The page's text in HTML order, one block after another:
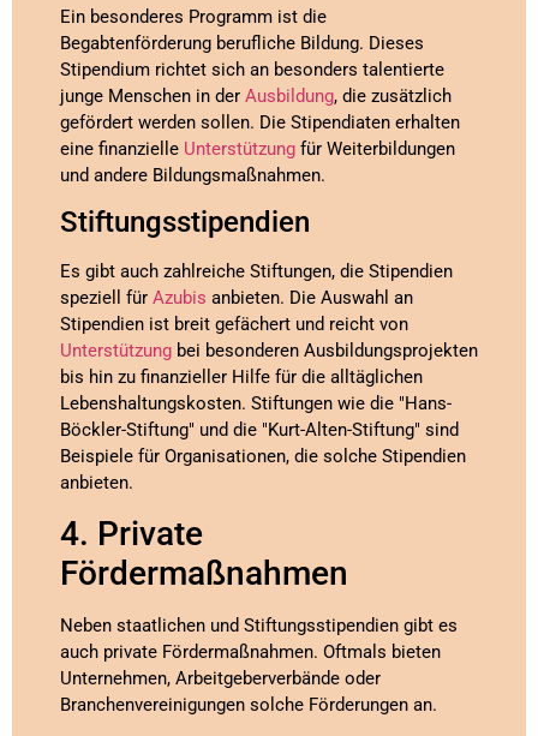
Ein besonderes Programm ist die
Begabtenförderung berufliche Bildung. Dieses
Stipendium richtet sich an besonders talentierte
junge Menschen in der Ausbildung, die zusätzlich
gefördert werden sollen. Die Stipendiaten erhalten
eine finanzielle Unterstützung für Weiterbildungen
und andere Bildungsmaßnahmen.
Stiftungsstipendien
Es gibt auch zahlreiche Stiftungen, die Stipendien
speziell für Azubis anbieten. Die Auswahl an
Stipendien ist breit gefächert und reicht von
Unterstützung bei besonderen Ausbildungsprojekten
bis hin zu finanzieller Hilfe für die alltäglichen
Lebenshaltungskosten. Stiftungen wie die "Hans-
Böckler-Stiftung" und die "Kurt-Alten-Stiftung" sind
Beispiele für Organisationen, die solche Stipendien
anbieten.
4. Private
Fördermaßnahmen
Neben staatlichen und Stiftungsstipendien gibt es
auch private Fördermaßnahmen. Oftmals bieten
Unternehmen, Arbeitgeberverbände oder
Branchenvereinigungen solche Förderungen an.